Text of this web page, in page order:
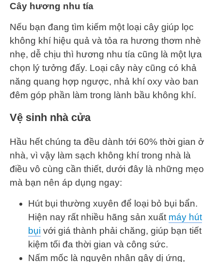
Cây hương nhu tía
Nếu bạn đang tìm kiếm một loại cây giúp lọc
không khí hiệu quả và tỏa ra hương thơm nhè
nhẹ, dễ chịu thì hương nhu tía cũng là một lựa
chọn lý tưởng đấy. Loại cây này cũng có khả
năng quang hợp ngược, nhả khí oxy vào ban
đêm góp phần làm trong lành bầu không khí.
Vệ sinh nhà cửa
Hầu hết chúng ta đều dành tới 60% thời gian ở
nhà, vì vậy làm sạch không khí trong nhà là
điều vô cùng cần thiết, dưới đây là những mẹo
mà bạn nên áp dụng ngay:
Hút bụi thường xuyên để loại bỏ bụi bẩn.
Hiện nay rất nhiều hãng sản xuất máy hút
bụi với giá thành phải chăng, giúp bạn tiết
kiệm tối đa thời gian và công sức.
Nấm mốc là nguyên nhân gây dị ứng,